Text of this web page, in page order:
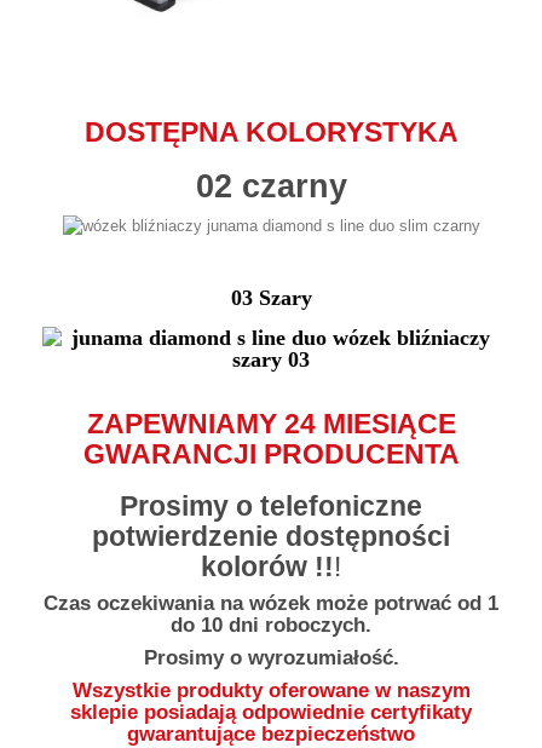
DOSTĘPNA KOLORYSTYKA
02 czarny
03 Szary
ZAPEWNIAMY 24 MIESIĄCE
GWARANCJI PRODUCENTA
Prosimy o telefoniczne
potwierdzenie dostępności
kolorów !!!
Czas oczekiwania na wózek może potrwać od 1
do 10 dni roboczych.
Prosimy o wyrozumiałość.
Wszystkie produkty oferowane w naszym
sklepie posiadają odpowiednie certyfikaty
gwarantujące bezpieczeństwo